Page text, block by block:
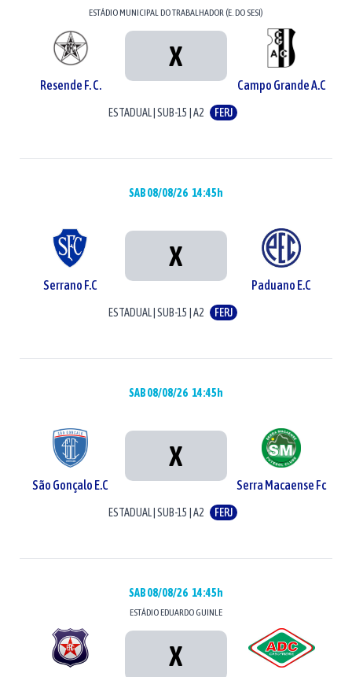
ESTÁDIOMUNICIPAL DO TRABALHADOR (E. DO SESI)
Resende F. C.
X
Campo Grande A.C
ESTADUAL|SUB-15 |A2 FERJ
SAB 08/08/26 14:45h
Serrano F.C
X
Paduano E.C
ESTADUAL|SUB-15 |A2 FERJ
SAB 08/08/26 14:45h
São Gonçalo E.C
X
Serra Macaense Fc
ESTADUAL|SUB-15 |A2 FERJ
SAB 08/08/26 14:45h
ESTÁDIOEDUARDO GUINLE
X